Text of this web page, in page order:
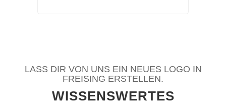
LASS DIR VON UNS EIN NEUES LOGO IN
FREISING ERSTELLEN.
WISSENSWERTES